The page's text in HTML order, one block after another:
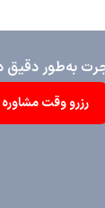
به‌طور
رزرو وقت مشاوره